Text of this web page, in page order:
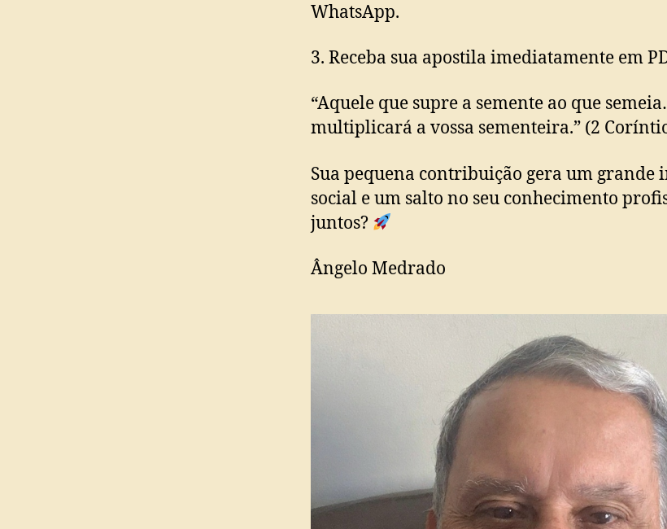
WhatsApp.
3. Receba sua apostila imediatamente em
“Aquele que supre a semente ao que
multiplicará a vossa sementeira.” (2
Sua pequena contribuição gera um grande
social e um salto no seu conhecimento
juntos?
Ângelo Medrado